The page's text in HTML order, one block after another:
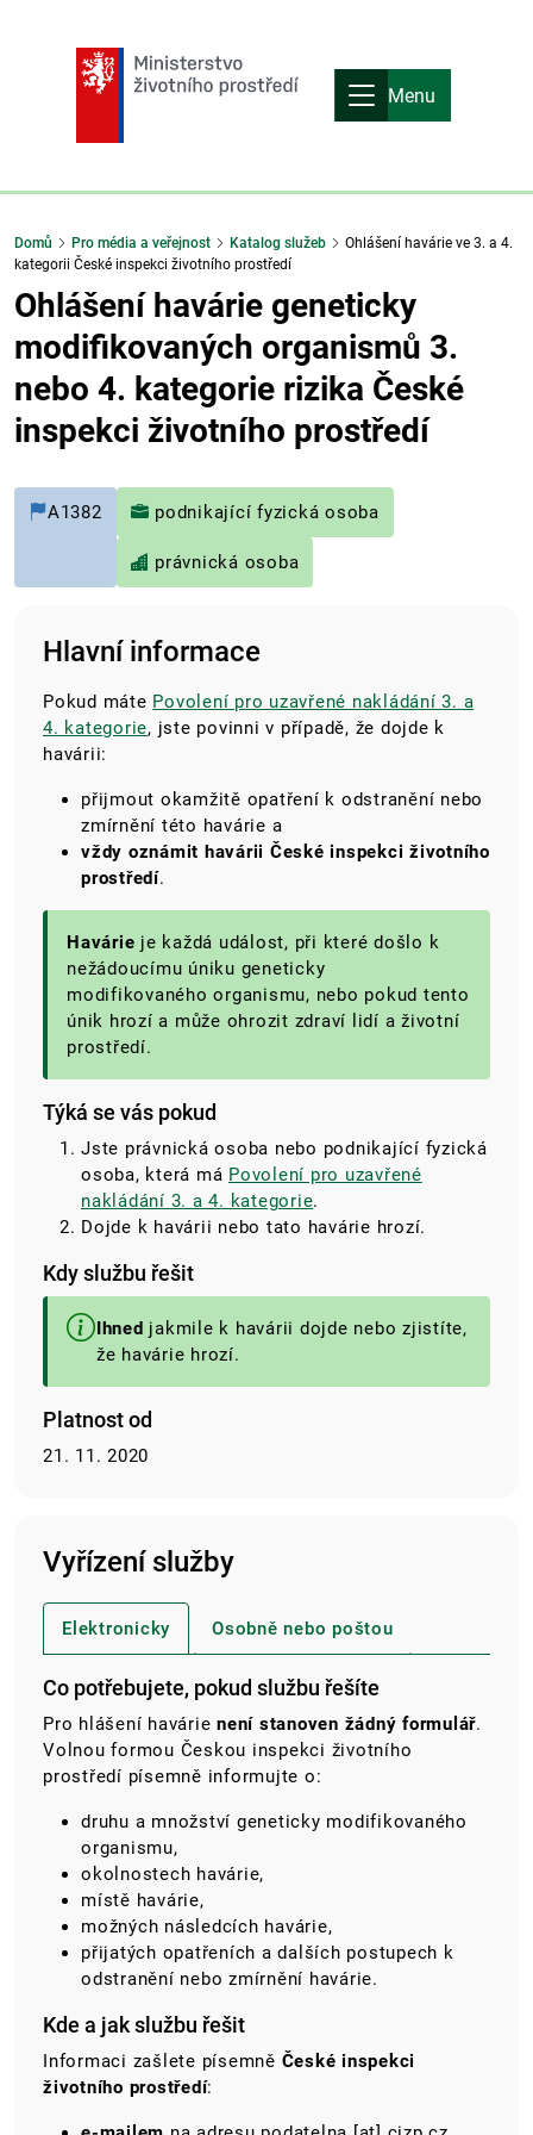
Menu
Domů Pro média a veřejnost Katalog služeb
Ohlášení havárie ve 3. a 4.
kategorii České inspekci životního prostředí
Ohlášení havárie geneticky
modifikovaných organismů 3.
nebo 4. kategorie rizika České
inspekci životního prostředí
A1382 podnikající fyzická osoba
právnická osoba
Hlavní informace
Pokud máte Povolení pro uzavřené nakládání 3. a
4. kategorie, jste povinni v případě, že dojde k
havárii:
přijmout okamžitě opatření k odstranění nebo
zmírnění této havárie a
vždy oznámit havárii České inspekci životního
prostředí.
Havárie je každá událost, při které došlo k
nežádoucímu úniku geneticky
modifikovaného organismu, nebo pokud tento
únik hrozí a může ohrozit zdraví lidí a životní
prostředí.
Týká se vás pokud
Jste právnická osoba nebo podnikající fyzická
osoba, která má Povolení pro uzavřené
nakládání 3. a 4. kategorie.
Dojde k havárii nebo tato havárie hrozí.
Kdy službu řešit
Ihned jakmile k havárii dojde nebo zjistíte,
že havárie hrozí.
Platnost od
21. 11. 2020
Vyřízení služby
Elektronicky Osobně nebo poštou
Co potřebujete, pokud službu řešíte
Pro hlášení havárie není stanoven žádný formulář.
Volnou formou Českou inspekci životního
prostředí písemně informujte o:
druhu a množství geneticky modifikovaného
organismu,
okolnostech havárie,
místě havárie,
možných následcích havárie,
přijatých opatřeních a dalších postupech k
odstranění nebo zmírnění havárie.
Kde a jak službu řešit
Informaci zašlete písemně České inspekci
životního prostředí: